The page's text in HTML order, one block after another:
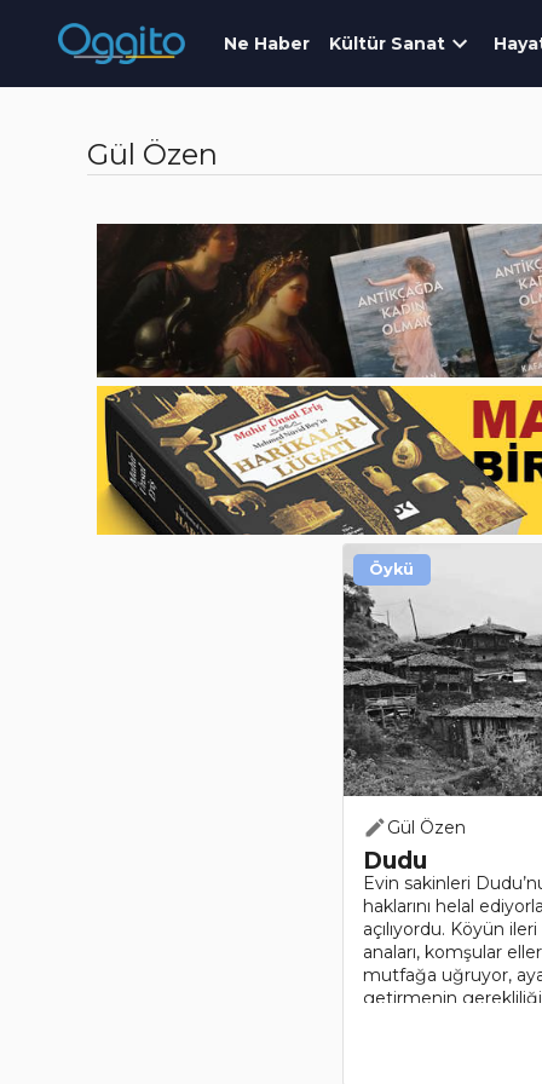
Ne Haber Kültür Sanat
Gül Özen
Gül Özen
Dudu
Evin sakinleri
haklarını helal
açılıyordu. Köyün
anaları, komşular
mutfağa uğruyor,
getirmenin
Öykü